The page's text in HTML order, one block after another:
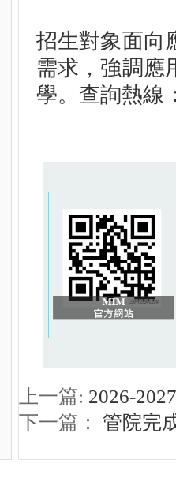
招生對象面向
需求，強調應
學。查詢熱線
上一篇: 2026-
下一篇： 管院完